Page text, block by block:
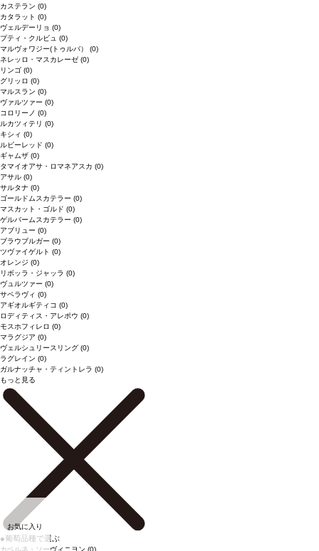
お気に入り
カステラン (0)
カタラット (0)
ヴェルデーリョ (0)
プティ・クルビュ (0)
マルヴォワジー(トゥルバ） (0)
ネレッロ・マスカレーゼ (0)
リンゴ (0)
グリッロ (0)
マルスラン (0)
ヴァルツァー (0)
コロリーノ (0)
ルカツィテリ (0)
キシィ (0)
ルビーレッド (0)
ギャムザ (0)
タマイオアサ・ロマネアスカ (0)
アサル (0)
サルタナ (0)
ゴールドムスカテラー (0)
マスカット・ゴルド (0)
ゲルバームスカテラー (0)
アブリュー (0)
ブラウブルガー (0)
ツヴァイゲルト (0)
オレンジ (0)
リボッラ・ジャッラ (0)
ヴュルツァー (0)
サペラヴィ (0)
アギオルギティコ (0)
ロディティス・アレポウ (0)
モスホフィレロ (0)
マラグジア (0)
ヴェルシュリースリング (0)
ラグレイン (0)
ガルナッチャ・ティントレラ (0)
もっと見る
●葡萄品種で選ぶ